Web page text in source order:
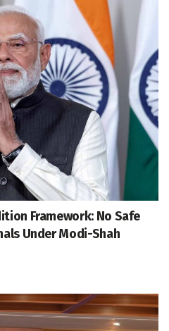
Framework: No Safe
Under Modi-Shah